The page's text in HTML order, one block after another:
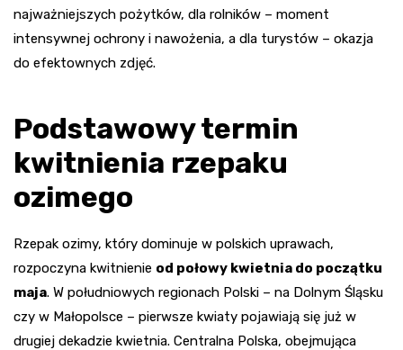
najważniejszych pożytków, dla rolników – moment
intensywnej ochrony i nawożenia, a dla turystów – okazja
do efektownych zdjęć.
Podstawowy termin
kwitnienia rzepaku
ozimego
Rzepak ozimy, który dominuje w polskich uprawach,
rozpoczyna kwitnienie od połowy kwietnia do początku
maja. W południowych regionach Polski – na Dolnym Śląsku
czy w Małopolsce – pierwsze kwiaty pojawiają się już w
drugiej dekadzie kwietnia. Centralna Polska, obejmująca